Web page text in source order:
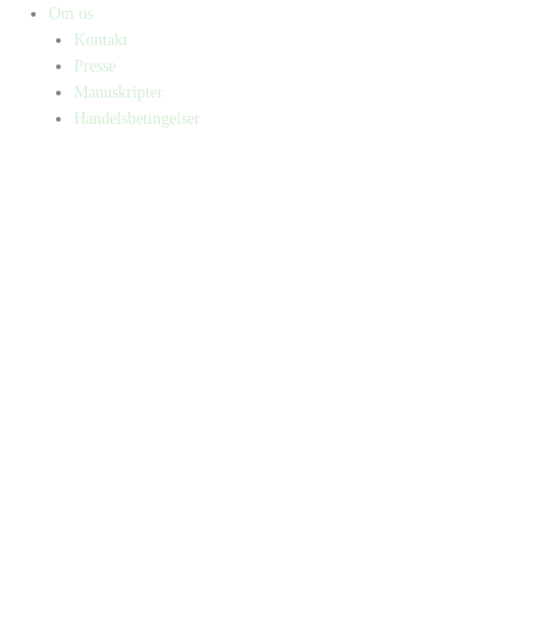
Om os
Kontakt
Presse
Manuskripter
Handelsbetingelser